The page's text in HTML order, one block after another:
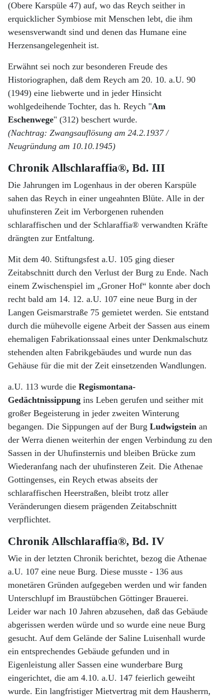
(Obere Karspüle 47) auf, wo das Reych seither in
erquicklicher Symbiose mit Menschen lebt, die ihm
wesensverwandt sind und denen das Humane eine
Herzensangelegenheit ist.
Erwähnt sei noch zur besonderen Freude des
Historiographen, daß dem Reych am 20. 10. a.U. 90
(1949) eine liebwerte und in jeder Hinsicht
wohlgedeihende Tochter, das h. Reych "Am
Eschenwege" (312) beschert wurde.
(Nachtrag: Zwangsauflösung am 24.2.1937 /
Neugründung am 10.10.1945)
Chronik Allschlaraffia®, Bd. III
Die Jahrungen im Logenhaus in der oberen Karspüle
sahen das Reych in einer ungeahnten Blüte. Alle in der
uhufinsteren Zeit im Verborgenen ruhenden
schlaraffischen und der Schlaraffia® verwandten Kräfte
drängten zur Entfaltung.
Mit dem 40. Stiftungsfest a.U. 105 ging dieser
Zeitabschnitt durch den Verlust der Burg zu Ende. Nach
einem Zwischenspiel im „Groner Hof“ konnte aber doch
recht bald am 14. 12. a.U. 107 eine neue Burg in der
Langen Geismarstraße 75 gemietet werden. Sie entstand
durch die mühevolle eigene Arbeit der Sassen aus einem
ehemaligen Fabrikationssaal eines unter Denkmalschutz
stehenden alten Fabrikgebäudes und wurde nun das
Gehäuse für die mit der Zeit einsetzenden Wandlungen.
a.U. 113 wurde die Regismontana-
Gedächtnissippung ins Leben gerufen und seither mit
großer Begeisterung in jeder zweiten Winterung
begangen. Die Sippungen auf der Burg Ludwigstein an
der Werra dienen weiterhin der engen Verbindung zu den
Sassen in der Uhufinsternis und bleiben Brücke zum
Wiederanfang nach der uhufinsteren Zeit. Die Athenae
Gottingenses, ein Reych etwas abseits der
schlaraffischen Heerstraßen, bleibt trotz aller
Veränderungen diesem prägenden Zeitabschnitt
verpflichtet.
Chronik Allschlaraffia®, Bd. IV
Wie in der letzten Chronik berichtet, bezog die Athenae
a.U. 107 eine neue Burg. Diese musste - 136 aus
monetären Gründen aufgegeben werden und wir fanden
Unterschlupf im Braustübchen Göttinger Brauerei.
Leider war nach 10 Jahren abzusehen, daß das Gebäude
abgerissen werden würde und so wurde eine neue Burg
gesucht. Auf dem Gelände der Saline Luisenhall wurde
ein entsprechendes Gebäude gefunden und in
Eigenleistung aller Sassen eine wunderbare Burg
eingerichtet, die am 4.10. a.U. 147 feierlich geweiht
wurde. Ein langfristiger Mietvertrag mit dem Hausherrn,